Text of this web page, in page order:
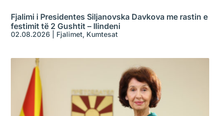
Fjalimi i Presidentes Siljanovska Davkova me rastin e
festimit të 2 Gushtit – Ilindeni
02.08.2026 Fjalimet, Kumtesat